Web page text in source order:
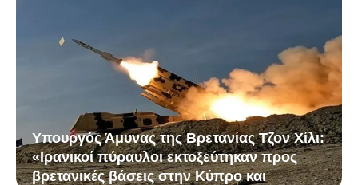
Υπουργός Άμυνας της Βρετανίας Τζον Χίλι:
«Ιρανικοί πύραυλοι εκτοξεύτηκαν προς
βρετανικές βάσεις στην Κύπρο και